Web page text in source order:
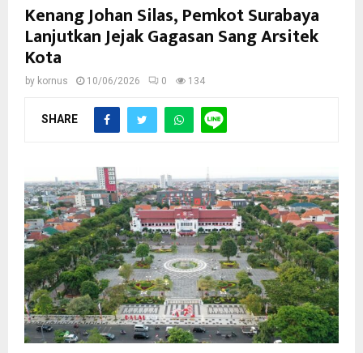
Kenang Johan Silas, Pemkot Surabaya
Lanjutkan Jejak Gagasan Sang Arsitek
Kota
by kornus 10/06/2026 0 134
SHARE